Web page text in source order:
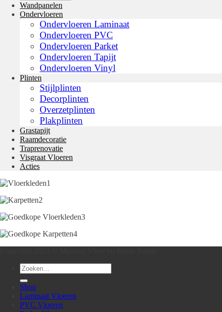
Wandpanelen
Ondervloeren
Ondervloeren Laminaat
Ondervloeren PVC
Ondervloeren Parket
Ondervloeren Tapijt
Ondervloeren Vinyl
Plinten
Stijlplinten
Decorplinten
Overzetplinten
Plakplinten
Grastapijt
Raamdecoratie
Traprenovatie
Visgraat Vloeren
Acties
Zoeken
naar:
Shop
Laminaat Vloeren
PVC Vloeren